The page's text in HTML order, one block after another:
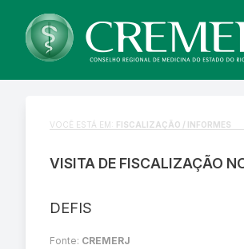
VOCÊ ESTÁ EM: FISCALIZAÇÃO / INFORMES
VISITA DE FISCALIZAÇÃO
DEFIS
Fonte: CREMERJ